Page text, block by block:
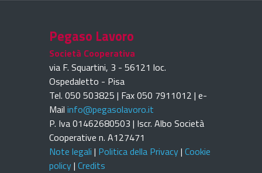
Pegaso Lavoro
Società Cooperativa
via F. Squartini, 3 - 56121 loc.
Ospedaletto - Pisa
Tel. 050 503825 | Fax 050 7911012 | e-
Mail info@pegasolavoro.it
P. Iva 01462680503 | Iscr. Albo Società
Cooperative n. A127471
Note legali | Politica della Privacy| Cookie
policy| Credits